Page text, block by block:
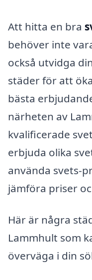
Att hitta en bra
behöver inte
också utvidga
städer för att
bästa
närheten av
kvalificerade
erbjuda olika
använda svets-
jämföra priser
Här är några
Lammhult som
överväga i din